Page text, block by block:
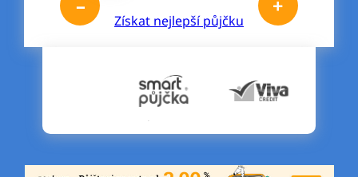
– +
Získat nejlepší půjčku